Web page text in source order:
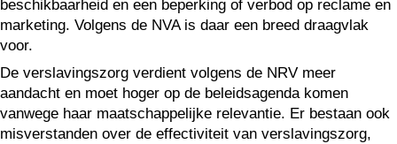
beschikbaarheid en een beperking of verbod op reclame en
marketing. Volgens de NVA is daar een breed draagvlak
voor.
De verslavingszorg verdient volgens de NRV meer
aandacht en moet hoger op de beleidsagenda komen
vanwege haar maatschappelijke relevantie. Er bestaan ook
misverstanden over de effectiviteit van verslavingszorg,